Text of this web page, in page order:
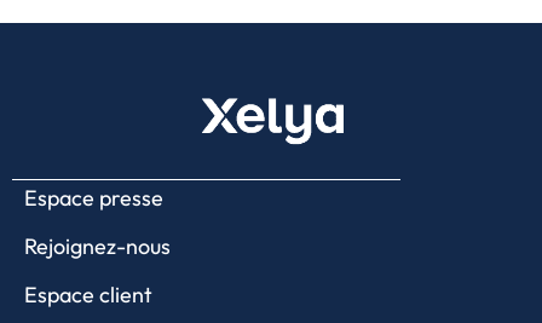
Espace presse
Rejoignez-nous
Espace client